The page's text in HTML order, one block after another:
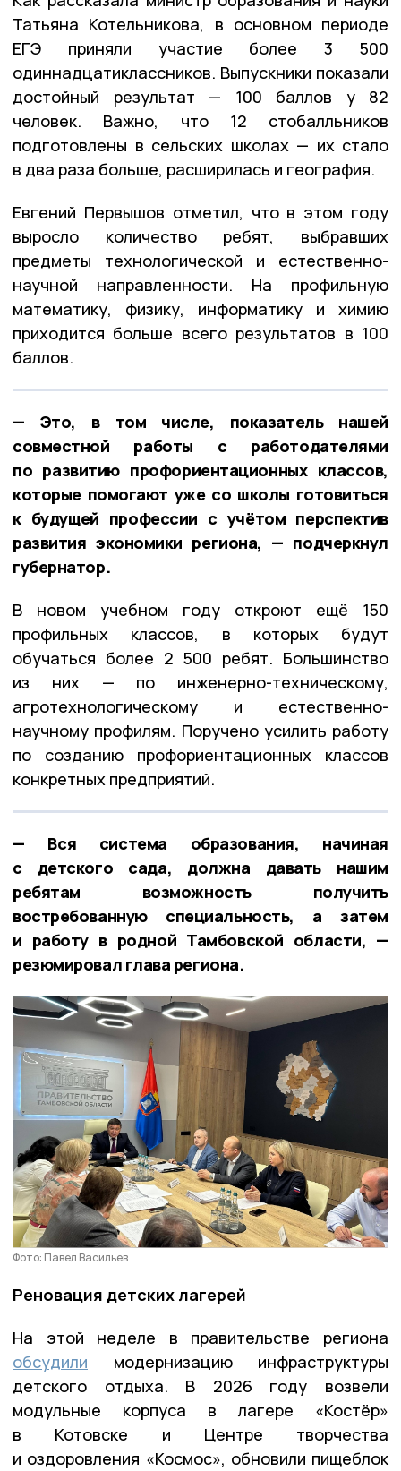
Татьяна Котельникова, в основном периоде
ЕГЭ приняли участие более 3 500
одиннадцатиклассников. Выпускники показали
достойный результат — 100 баллов у 82
человек. Важно, что 12 стобалльников
подготовлены в сельских школах — их стало
в два раза больше, расширилась и география.
Евгений Первышов отметил, что в этом году
выросло количество ребят, выбравших
предметы технологической и естественно-
научной направленности. На профильную
математику, физику, информатику и химию
приходится больше всего результатов в 100
баллов.
— Это, в том числе, показатель нашей
совместной работы с работодателями
по развитию профориентационных классов,
которые помогают уже со школы готовиться
к будущей профессии с учётом перспектив
развития экономики региона, — подчеркнул
губернатор.
В новом учебном году откроют ещё 150
профильных классов, в которых будут
обучаться более 2 500 ребят. Большинство
из них — по инженерно-техническому,
агротехнологическому и естественно-
научному профилям. Поручено усилить работу
по созданию профориентационных классов
конкретных предприятий.
— Вся система образования, начиная
с детского сада, должна давать нашим
ребятам возможность получить
востребованную специальность, а затем
и работу в родной Тамбовской области, —
резюмировал глава региона.
Фото: Павел Васильев
Реновация детских лагерей
На этой неделе в правительстве региона
обсудили модернизацию инфраструктуры
детского отдыха. В 2026 году возвели
модульные корпуса в лагере «Костёр»
в Котовске и Центре творчества
и оздоровления «Космос», обновили пищеблок